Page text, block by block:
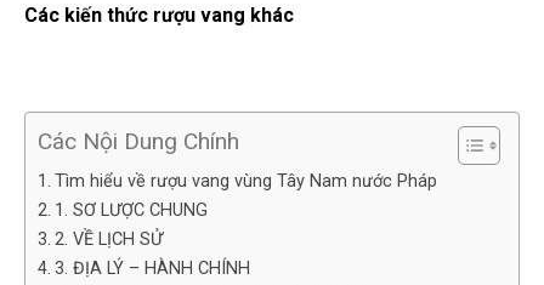
Các kiến thức rượu vang khác
Các Nội Dung Chính
Tìm hiểu về rượu vang vùng Tây Nam nước Pháp
1. SƠ LƯỢC CHUNG
2. VỀ LỊCH SỬ
3. ĐỊA LÝ – HÀNH CHÍNH